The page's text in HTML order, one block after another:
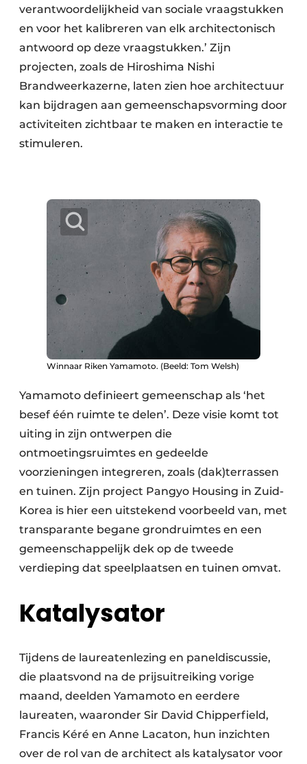
verantwoordelijkheid van sociale vraagstukken
en voor het kalibreren van elk architectonisch
antwoord op deze vraagstukken.’ Zijn
projecten, zoals de Hiroshima Nishi
Brandweerkazerne, laten zien hoe architectuur
kan bijdragen aan gemeenschapsvorming door
activiteiten zichtbaar te maken en interactie te
stimuleren.
Winnaar Riken Yamamoto. (Beeld: Tom Welsh)
Yamamoto definieert gemeenschap als ‘het
besef één ruimte te delen’. Deze visie komt tot
uiting in zijn ontwerpen die
ontmoetingsruimtes en gedeelde
voorzieningen integreren, zoals (dak)terrassen
en tuinen. Zijn project Pangyo Housing in Zuid-
Korea is hier een uitstekend voorbeeld van, met
transparante begane grondruimtes en een
gemeenschappelijk dek op de tweede
verdieping dat speelplaatsen en tuinen omvat.
Katalysator
Tijdens de laureatenlezing en paneldiscussie,
die plaatsvond na de prijsuitreiking vorige
maand, deelden Yamamoto en eerdere
laureaten, waaronder Sir David Chipperfield,
Francis Kéré en Anne Lacaton, hun inzichten
over de rol van de architect als katalysator voor